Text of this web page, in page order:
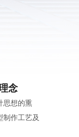
念
思想的熏
制作工艺及